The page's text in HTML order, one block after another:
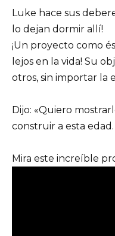
Luke hace sus
lo dejan dormir allí!
¡Un proyecto como
lejos en la vida! Su
otros, sin importar la
Dijo: «Quiero
construir a esta edad.
Mira este increíble